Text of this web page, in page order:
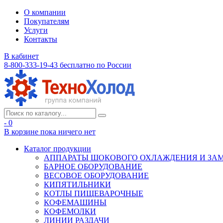
О компании
Покупателям
Услуги
Контакты
В кабинет
8-800-333-19-43 бесплатно по России
- 0
В корзине пока ничего нет
Каталог продукции
АППАРАТЫ ШОКОВОГО ОХЛАЖДЕНИЯ И
БАРНОЕ ОБОРУДОВАНИЕ
ВЕСОВОЕ ОБОРУДОВАНИЕ
КИПЯТИЛЬНИКИ
КОТЛЫ ПИЩЕВАРОЧНЫЕ
КОФЕМАШИНЫ
КОФЕМОЛКИ
ЛИНИИ РАЗДАЧИ